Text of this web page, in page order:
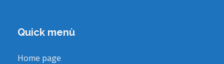
Quick menù
Home page